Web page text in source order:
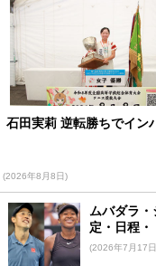
石田実莉 逆転勝ちでイン
(2026年8月8日)
ムバダラ
定・日程・
(2026年7月17